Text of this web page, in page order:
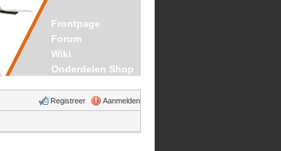
Frontpage
Forum
Wiki
Onderdelen Shop
Aanmelden
Registreer